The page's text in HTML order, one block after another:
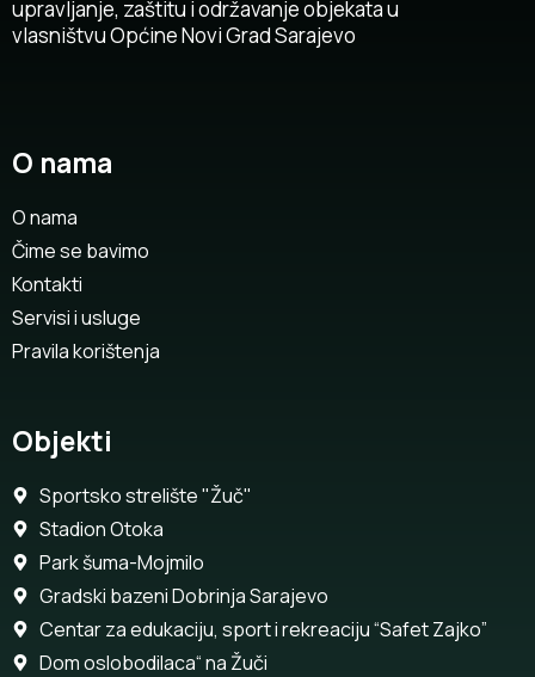
upravljanje, zaštitu i održavanje objekata u
vlasništvu Općine Novi Grad Sarajevo
O nama
O nama
Čime se bavimo
Kontakti
Servisi i usluge
Pravila korištenja
Objekti
Sportsko strelište "Žuč"
Stadion Otoka
Park šuma-Mojmilo
Gradski bazeni Dobrinja Sarajevo
Centar za edukaciju, sport i rekreaciju “Safet Zajko”
Dom oslobodilaca“ na Žuči